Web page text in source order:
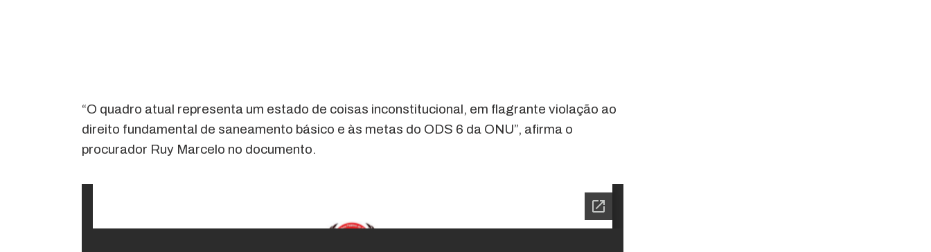
“O quadro atual representa um estado de coisas inconstitucional, em flagrante violação ao
direito fundamental de saneamento básico e às metas do ODS 6 da ONU”, afirma o
procurador Ruy Marcelo no documento.